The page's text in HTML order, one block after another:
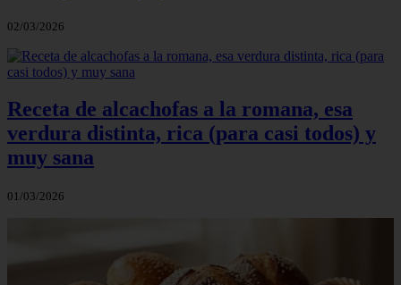
02/03/2026
Receta de alcachofas a la romana, esa
verdura distinta, rica (para casi todos) y
muy sana
01/03/2026